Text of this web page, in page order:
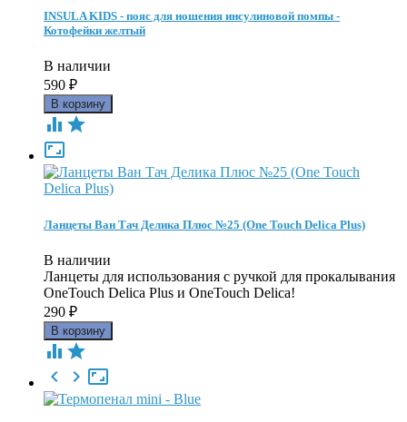
INSULA KIDS - пояс для ношения инсулиновой помпы -
Котофейки желтый
В наличии
590 ₽
 

Ланцеты Ван Тач Делика Плюс №25 (One Touch Delica Plus)
В наличии
Ланцеты для использования с ручкой для прокалывания
OneTouch Delica Plus и OneTouch Delica!
290 ₽
 

 